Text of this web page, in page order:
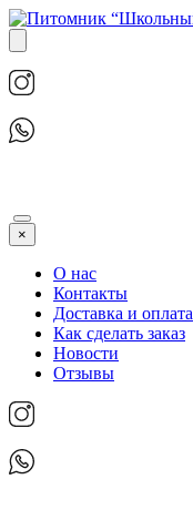
×
О нас
Контакты
Доставка и оплата
Как сделать заказ
Новости
Отзывы